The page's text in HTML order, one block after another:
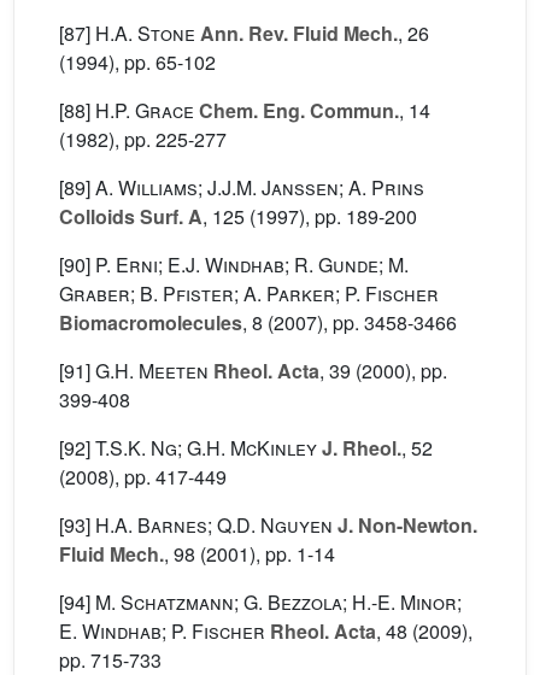
[87] H.A. Stone Ann. Rev. Fluid Mech., 26
(1994), pp. 65-102
[88] H.P. Grace Chem. Eng. Commun., 14
(1982), pp. 225-277
[89]A. Williams; J.J.M. Janssen; A. Prins
Colloids Surf. A, 125 (1997), pp. 189-200
[90] P. Erni; E.J. Windhab; R. Gunde; M.
Graber; B. Pfister; A. Parker; P. Fischer
Biomacromolecules, 8 (2007), pp. 3458-3466
[91]G.H. Meeten Rheol. Acta, 39 (2000), pp.
399-408
[92]T.S.K. Ng; G.H. McKinleyJ. Rheol., 52
(2008), pp. 417-449
[93] H.A. Barnes; Q.D. Nguyen J. Non-Newton.
Fluid Mech., 98 (2001), pp. 1-14
[94] M. Schatzmann; G. Bezzola; H.-E. Minor;
E. Windhab; P. Fischer Rheol. Acta, 48 (2009),
pp. 715-733